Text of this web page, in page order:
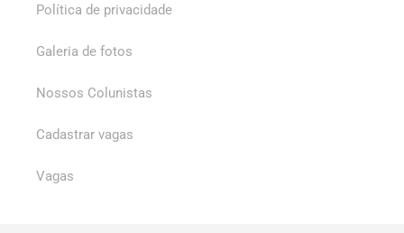
Política de privacidade
Galeria de fotos
Nossos Colunistas
Cadastrar vagas
Vagas